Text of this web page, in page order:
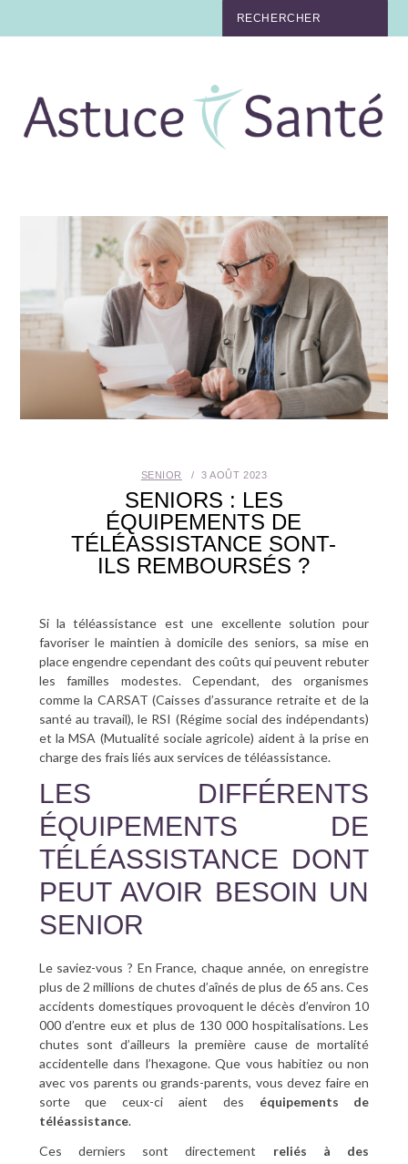
TABAC
MÉDECINE
MÉDECINE DOUCE
SENIOR 3 AOÛT 2023
SENIORS : LES
ÉQUIPEMENTS DE
TÉLÉASSISTANCE SONT-
ILS REMBOURSÉS ?
Si la téléassistance est une excellente solution pour
favoriser le maintien à domicile des seniors, sa mise en
place engendre cependant des coûts qui peuvent rebuter
les familles modestes. Cependant, des organismes
comme la CARSAT (Caisses d’assurance retraite et de la
santé au travail), le RSI (Régime social des indépendants)
et la MSA (Mutualité sociale agricole) aident à la prise en
charge des frais liés aux services de téléassistance.
LES DIFFÉRENTS
ÉQUIPEMENTS DE
TÉLÉASSISTANCE DONT
PEUT AVOIR BESOIN UN
SENIOR
Le saviez-vous ? En France, chaque année, on enregistre
plus de 2 millions de chutes d’aînés de plus de 65 ans. Ces
accidents domestiques provoquent le décès d’environ 10
000 d’entre eux et plus de 130 000 hospitalisations. Les
chutes sont d’ailleurs la première cause de mortalité
accidentelle dans l’hexagone. Que vous habitiez ou non
avec vos parents ou grands-parents, vous devez faire en
sorte que ceux-ci aient des équipements de
téléassistance.
Ces derniers sont directement reliés à des